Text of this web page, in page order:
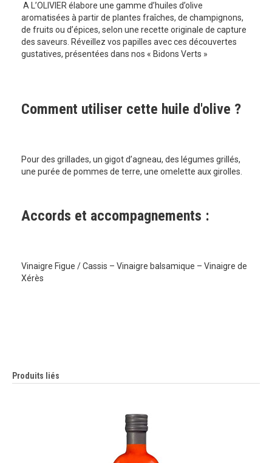
A L’OLIVIER élabore une gamme d’huiles d’olive
aromatisées à partir de plantes fraîches, de champignons,
de fruits ou d’épices, selon une recette originale de capture
des saveurs. Réveillez vos papilles avec ces découvertes
gustatives, présentées dans nos « Bidons Verts »
Comment utiliser cette huile d'olive ?
Pour des grillades, un gigot d’agneau, des légumes grillés,
une purée de pommes de terre, une omelette aux girolles.
Accords et accompagnements :
Vinaigre Figue / Cassis – Vinaigre balsamique – Vinaigre de
Xérès
Produits liés